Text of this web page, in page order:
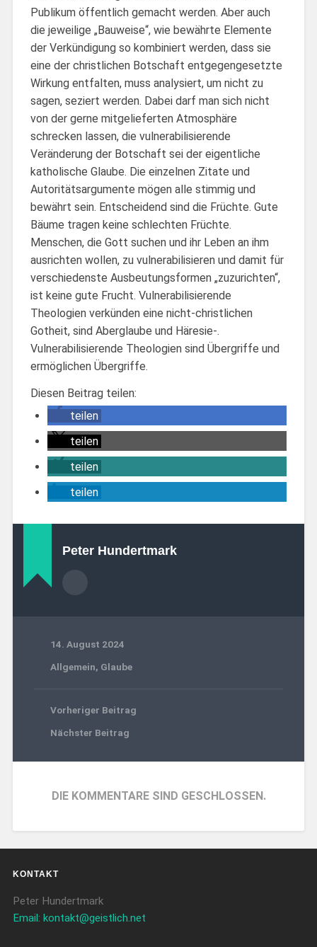
Publikum öffentlich gemacht werden. Aber auch
die jeweilige „Bauweise“, wie bewährte Elemente
der Verkündigung so kombiniert werden, dass sie
eine der christlichen Botschaft entgegengesetzte
Wirkung entfalten, muss analysiert, um nicht zu
sagen, seziert werden. Dabei darf man sich nicht
von der gerne mitgelieferten Atmosphäre
schrecken lassen, die vulnerabilisierende
Veränderung der Botschaft sei der eigentliche
katholische Glaube. Die einzelnen Zitate und
Autoritätsargumente mögen alle stimmig und
bewährt sein. Entscheidend sind die Früchte. Gute
Bäume tragen keine schlechten Früchte.
Menschen, die Gott suchen und ihr Leben an ihm
ausrichten wollen, zu vulnerabilisieren und damit für
verschiedenste Ausbeutungsformen „zuzurichten“,
ist keine gute Frucht. Vulnerabilisierende
Theologien verkünden eine nicht-christlichen
Gotheit, sind Aberglaube und Häresie-.
Vulnerabilisierende Theologien sind Übergriffe und
ermöglichen Übergriffe.
Diesen Beitrag teilen:
teilen
teilen
teilen
teilen
Peter Hundertmark
14. August 2024
Allgemein, Glaube
Vorheriger Beitrag
Nächster Beitrag
DIE KOMMENTARE SIND GESCHLOSSEN.
KONTAKT
Peter Hundertmark
Email: kontakt@geistlich.net